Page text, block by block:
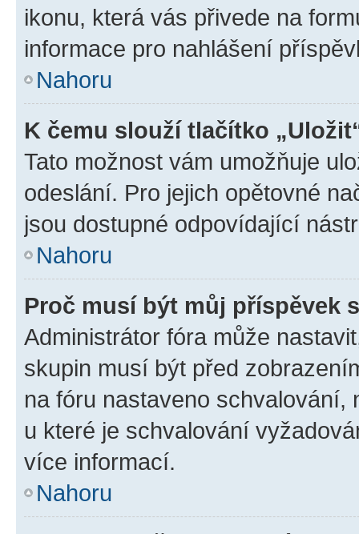
ikonu, která vás přivede na
informace pro nahlášení
Nahoru
K čemu slouží tlačítko
Tato možnost vám umožňuje
odeslání. Pro jejich opětovné
jsou dostupné odpovídající
Nahoru
Proč musí být můj příspěvek
Administrátor fóra může
skupin musí být před
na fóru nastaveno schvalování,
u které je schvalování
více informací.
Nahoru